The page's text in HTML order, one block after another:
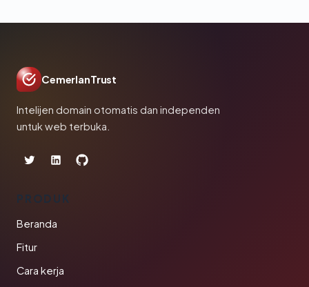
CemerlanTrust
Intelijen domain otomatis dan independen
untuk web terbuka.
PRODUK
Beranda
Fitur
Cara kerja